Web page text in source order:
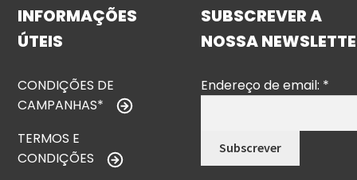
INFORMAÇÕES
ÚTEIS
CONDIÇÕES DE
CAMPANHAS*
TERMOS E
CONDIÇÕES
SUBSCREVER A
NOSSA
Endereço de email: *